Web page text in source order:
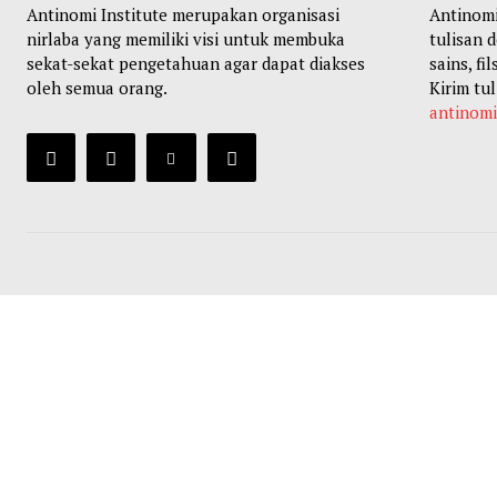
Antinomi Institute merupakan organisasi
nirlaba yang memiliki visi untuk membuka
sekat-sekat pengetahuan agar dapat diakses
oleh semua orang.
tulisan
sains,
Kirim